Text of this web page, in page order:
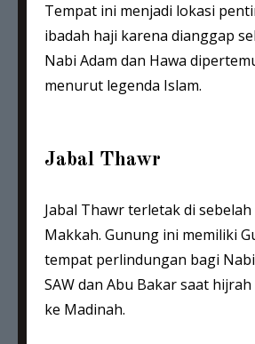
Tempat ini menjadi lokasi
ibadah haji karena dianggap
Nabi Adam dan Hawa
menurut legenda Islam.
Jabal Thawr
Jabal Thawr terletak di
Makkah. Gunung ini memiliki
tempat perlindungan bagi
SAW dan Abu Bakar saat
ke Madinah.